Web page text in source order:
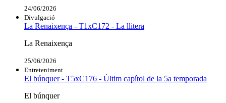
24/06/2026
Divulgació
La Renaixença - T1xC172 - La llitera
La Renaixença
25/06/2026
Entreteniment
El búnquer - T5xC176 - Últim capítol de la 5a temporada
El búnquer